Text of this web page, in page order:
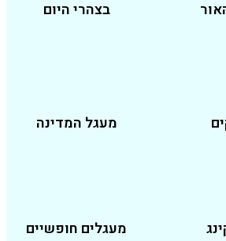
בצהרי היום
מעגל המדינה
מעגלים חופשיים